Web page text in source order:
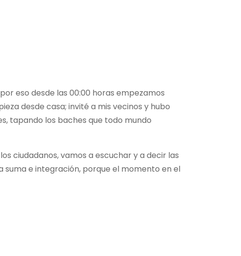
eso desde las 00:00 horas empezamos
desde casa; invité a mis vecinos y hubo
tapando los baches que todo mundo
ciudadanos, vamos a escuchar y a decir las
e integración, porque el momento en el